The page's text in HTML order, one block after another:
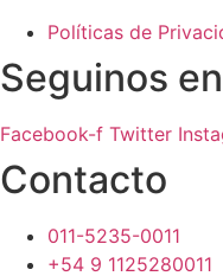
Políticas de
Seguinos
Facebook-f Twitter
Contacto
011-5235-0011
+54 9 1125280011